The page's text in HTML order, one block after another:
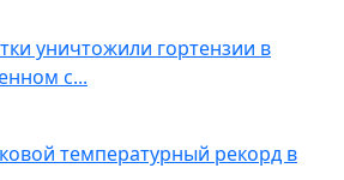
уничтожили гортензии в
с...
температурный рекорд в